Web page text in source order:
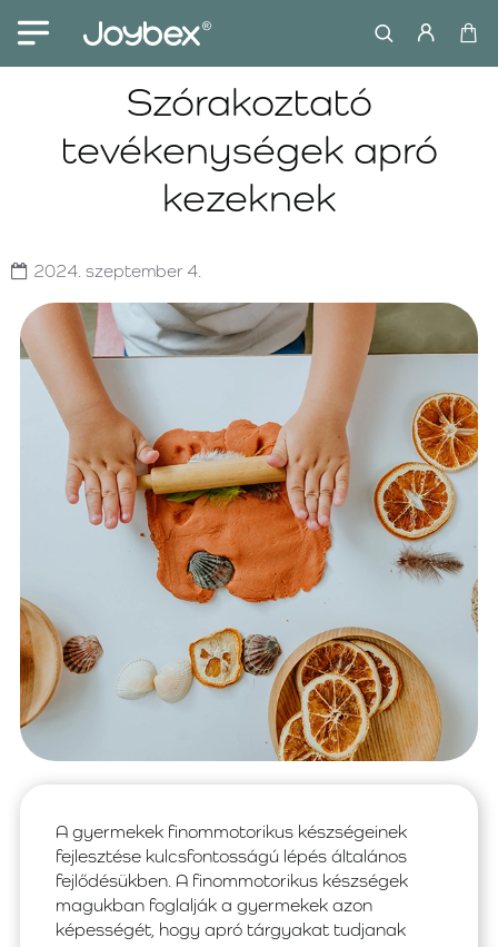
Szórakoztató
tevékenységek apró
kezeknek
2024. szeptember 4.
A gyermekek finommotorikus készségeinek
fejlesztése kulcsfontosságú lépés általános
fejlődésükben. A finommotorikus készségek
magukban foglalják a gyermekek azon
képességét, hogy apró tárgyakat tudjanak